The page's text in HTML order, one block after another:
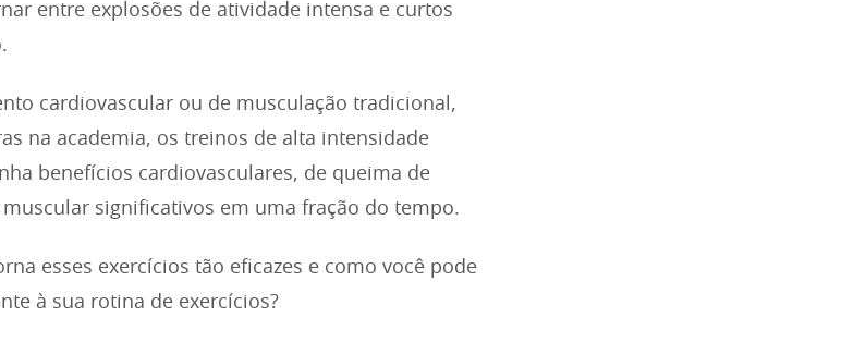
entre explosões de atividade intensa e curtos
cardiovascular ou de musculação tradicional,
na academia, os treinos de alta intensidade
benefícios cardiovasculares, de queima de
significativos em uma fração do tempo.
esses exercícios tão eficazes e como você pode
à sua rotina de exercícios?